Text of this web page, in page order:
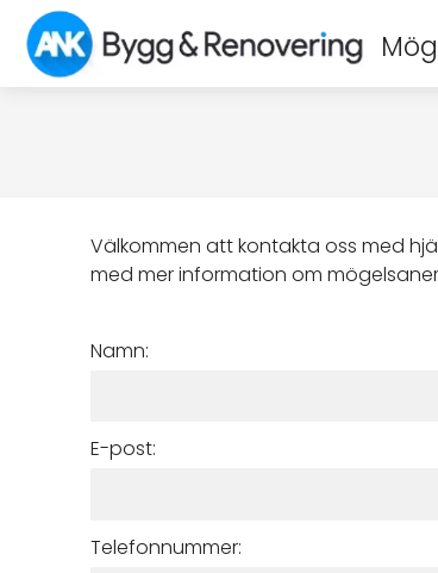
Välkommen att kontakta oss med
med mer information om
Namn:
E-post:
Telefonnummer: